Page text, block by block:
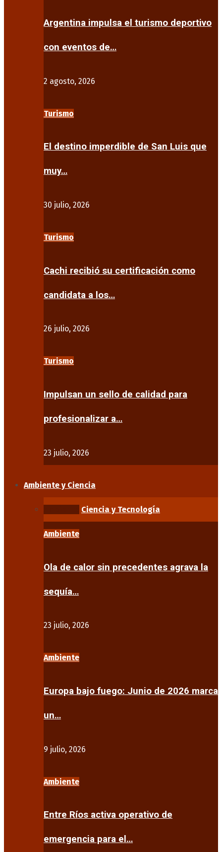
Argentina impulsa el turismo deportivo
con eventos de…
2 agosto, 2026
Turismo
El destino imperdible de San Luis que
muy…
30 julio, 2026
Turismo
Cachi recibió su certificación como
candidata a los…
26 julio, 2026
Turismo
Impulsan un sello de calidad para
profesionalizar a…
23 julio, 2026
Ambiente y Ciencia
Ciencia y Tecnología
Ambiente
Ola de calor sin precedentes agrava la
sequía…
23 julio, 2026
Ambiente
Europa bajo fuego: Junio de 2026 marca
un…
9 julio, 2026
Ambiente
Entre Ríos activa operativo de
emergencia para el…